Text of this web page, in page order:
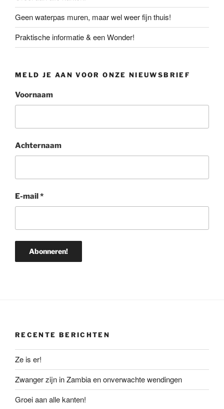
Geen waterpas muren, maar wel weer fijn thuis!
Praktische informatie & een Wonder!
MELD JE AAN VOOR ONZE NIEUWSBRIEF
Voornaam
Achternaam
E-mail*
RECENTE BERICHTEN
Ze is er!
Zwanger zijn in Zambia en onverwachte wendingen
Groei aan alle kanten!